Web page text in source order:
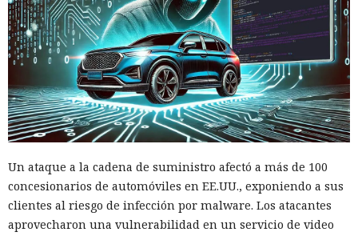
Un ataque a la cadena de suministro afectó a más de 100
concesionarios de automóviles en EE.UU., exponiendo a sus
clientes al riesgo de infección por malware. Los atacantes
aprovecharon una vulnerabilidad en un servicio de video